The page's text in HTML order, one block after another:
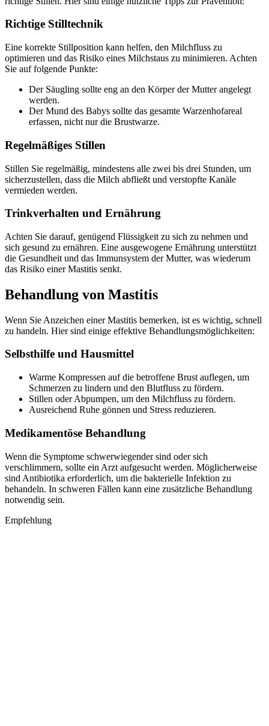
Richtige Stilltechnik
Eine korrekte Stillposition kann helfen, den Milchfluss zu
optimieren und das Risiko eines Milchstaus zu minimieren. Achten
Sie auf folgende Punkte:
Der Säugling sollte eng an den Körper der Mutter angelegt
werden.
Der Mund des Babys sollte das gesamte Warzenhofareal
erfassen, nicht nur die Brustwarze.
Regelmäßiges Stillen
Stillen Sie regelmäßig, mindestens alle zwei bis drei Stunden, um
sicherzustellen, dass die Milch abfließt und verstopfte Kanäle
vermieden werden.
Trinkverhalten und Ernährung
Achten Sie darauf, genügend Flüssigkeit zu sich zu nehmen und
sich gesund zu ernähren. Eine ausgewogene Ernährung unterstützt
die Gesundheit und das Immunsystem der Mutter, was wiederum
das Risiko einer Mastitis senkt.
Behandlung von Mastitis
Wenn Sie Anzeichen einer Mastitis bemerken, ist es wichtig, schnell
zu handeln. Hier sind einige effektive Behandlungsmöglichkeiten:
Selbsthilfe und Hausmittel
Warme Kompressen auf die betroffene Brust auflegen, um
Schmerzen zu lindern und den Blutfluss zu fördern.
Stillen oder Abpumpen, um den Milchfluss zu fördern.
Ausreichend Ruhe gönnen und Stress reduzieren.
Medikamentöse Behandlung
Wenn die Symptome schwerwiegender sind oder sich
verschlimmern, sollte ein Arzt aufgesucht werden. Möglicherweise
sind Antibiotika erforderlich, um die bakterielle Infektion zu
behandeln. In schweren Fällen kann eine zusätzliche Behandlung
notwendig sein.
Empfehlung